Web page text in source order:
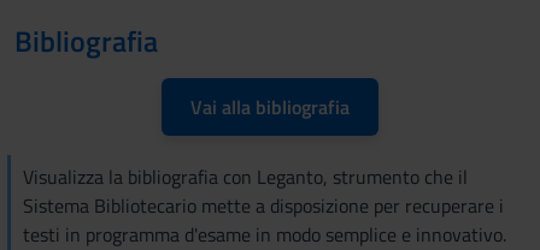
Bibliografia
Vai alla bibliografia
Visualizza la bibliografia con Leganto, strumento che il
Sistema Bibliotecario mette a disposizione per recuperare i
testi in programma d'esame in modo semplice e innovativo.